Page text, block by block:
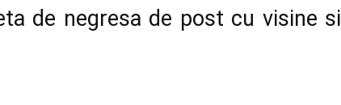
de negresa de post cu visine si